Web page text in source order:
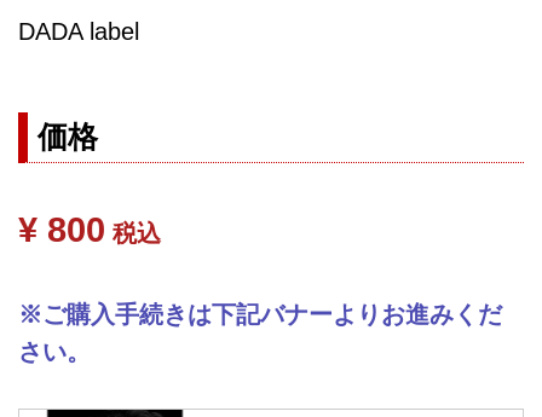
DADA label
価格
¥ 800 税込
※ご購入手続きは下記バナーよりお進みくだ
さい。